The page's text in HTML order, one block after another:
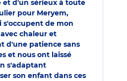
d'un sérieux à toute
pour Meryem,
s'occupent de mon
chaleur et
d'une patience sans
et nous ont laissé
s'adaptant
son enfant dans ces